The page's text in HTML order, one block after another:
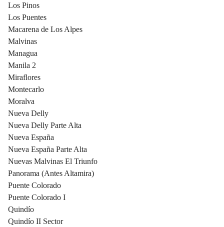
Los Pinos
Los Puentes
Macarena de Los Alpes
Malvinas
Managua
Manila 2
Miraflores
Montecarlo
Moralva
Nueva Delly
Nueva Delly Parte Alta
Nueva España
Nueva España Parte Alta
Nuevas Malvinas El Triunfo
Panorama (Antes Altamira)
Puente Colorado
Puente Colorado I
Quindío
Quindío II Sector